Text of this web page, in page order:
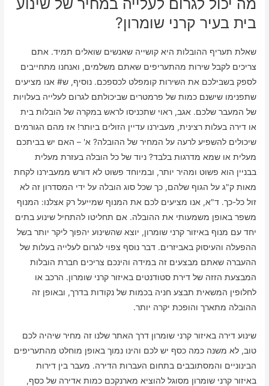
בית בעיר קרני שומרון?
שאלת תעריף ההובלות היא קושייה שאנשים שואלים תמיד. אתם
צריכים לקבל שירות מהתעריפים שאתם משלמים, ואנחנו מתחייבים
לספק בשבילכם את השירות קומפלט לכספכם. נוסיף, ש# אנו מציעים
שתפנימו שישנם כמות של פרמטרים שביכולתם לגרום לעלייה בעלויות
של המעבר שלכם. אגב, ראוי שתכניסו לראש במקרה של הובלות בית
או דירה בעלות רצינית, מעבירנו עדיין הזולים ביותר! אז מהם הגורמים
שיכולים להשפיע לרעה על המחיר של ההובלה? א' – האם יש בביתכם
מעלית או שמא מדרגות בלבד? ניוד של כל הובלה בעזרת מעלית
בבניין הוא פשוט ומהיר יותר, ובמיוחד פשוט לא דורש ממעבירנו לקחת
מאות ק"ג על הגוף שלהם, כך שכל סוג הובלה על ידי המסדרון זה לא
זול כל-כך. ד"א, אנו מציעים לכם את המנוף שמייעל רק אצלנו: המנוף
משפר באופן משמעותי את ההובלה. אם תחליטו להתחיל שינוע בתים
יחד עם מנוף באיזור קרני שומרון, יוצא שהשינוע יהפוך ליקר יותר בשל
ההפעלה והעיסוק באביזרים. דבר נוסף צפוי לגרום לעלייה בעלות של
ההעברה שאתם מבצעים זה במידה והינכם צריכים חברת הובלות
המבצעת הזזה של דירת סטודנטים באיזור קרני שומרון. הרכב או
לחלופין המשאית תבצע חניה בכמות של נקודות בדרך, ובאופן זה
ההובלה מתארך והופכת יקרה יותר.
שינוע דירה באיזור קרני שומרון דרך האתר שלנו זה מחיר שיהיה לכם
טוב, לא משנה כמה כסף יש לכם והינו נמוך באופן מוחלט מהתעריפים
הבינוניים והמסתובבים בתחום העברות הדירה. מעבר בין דירות
באיזור קרני שומרון מסוגל להוציא מארנקכם כמות אדירה של כסף,